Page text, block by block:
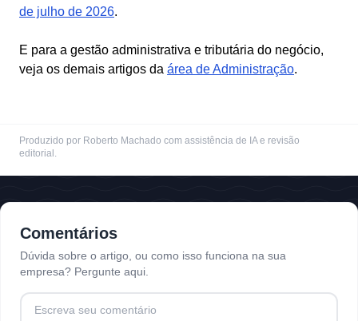
de julho de 2026.
E para a gestão administrativa e tributária do negócio,
veja os demais artigos da área de Administração.
Produzido por Roberto Machado com assistência de IA e revisão
editorial.
Comentários
Dúvida sobre o artigo, ou como isso funciona na sua
empresa? Pergunte aqui.